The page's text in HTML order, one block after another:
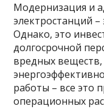
Модернизация и
электростанций
Однако, это
долгосрочной
вредных
работы – все это
операционных